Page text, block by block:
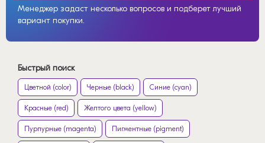
Менеджер задаст несколько вопросов и подберет лучший
вариант покупки.
Быстрый поиск
Цветной (color) Черные (black) Синие (cyan)
Красные (red) Желтого цвета (yellow)
Пурпурные (magenta) Пигментные (pigment)